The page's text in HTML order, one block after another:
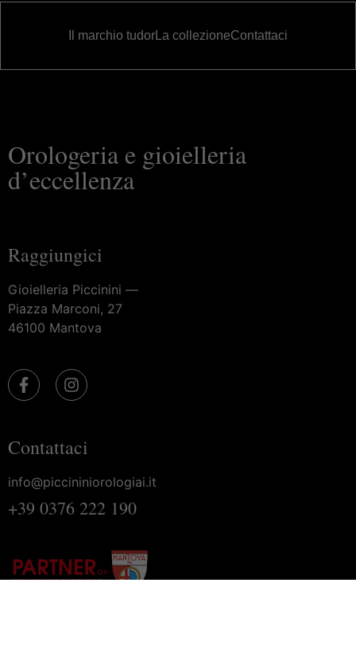
Il marchio tudorLa collezioneContattaci
Orologeria e gioielleria
d’eccellenza
Raggiungici
Gioielleria Piccinini —
Piazza Marconi, 27
46100 Mantova
Contattaci
info@piccininiorologiai.it
+39 0376 222 190